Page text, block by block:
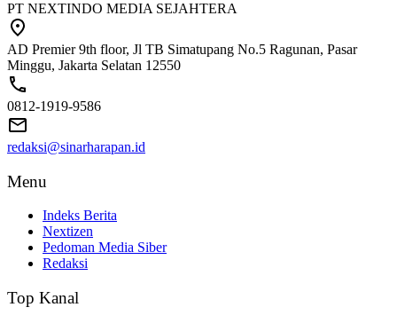
PT NEXTINDO MEDIA SEJAHTERA
AD Premier 9th floor, Jl TB Simatupang No.5 Ragunan, Pasar
Minggu, Jakarta Selatan 12550
0812-1919-9586
redaksi@sinarharapan.id
Menu
Indeks Berita
Nextizen
Pedoman Media Siber
Redaksi
Top Kanal